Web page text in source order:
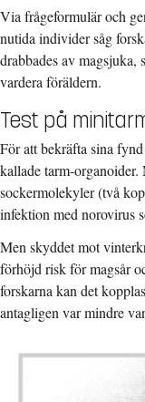
Via frågeformulär och
nutida individer såg
drabbades av
vardera föräldern.
Test på
För att bekräfta sina
kallade tarm-organoider.
sockermolekyler (två
infektion med norovirus
Men skyddet mot
förhöjd risk för magsår
forskarna kan det
antagligen var mindre